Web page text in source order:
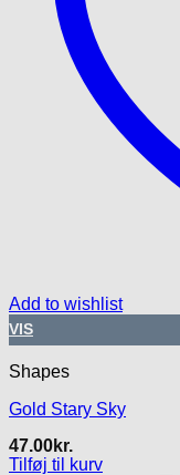
Add to wishlist
VIS
Shapes
Gold Stary Sky
47.00kr.
Tilføj til kurv